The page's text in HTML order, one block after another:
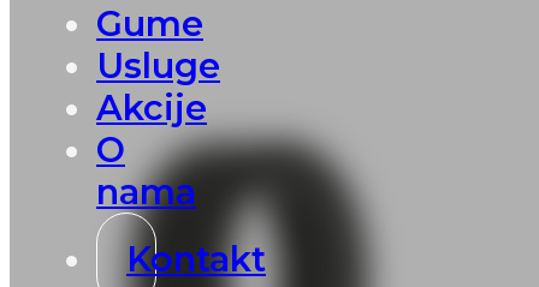
Gume
Usluge
Akcije
O
nama
Kontakt